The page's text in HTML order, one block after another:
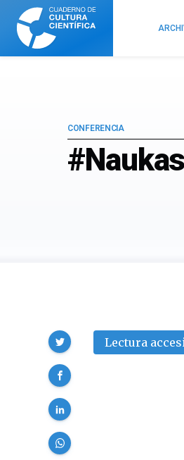
Cuaderno
Cultura
Científica
CONFERENCIA
Lectura
Compartir